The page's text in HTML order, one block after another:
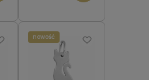
nowość